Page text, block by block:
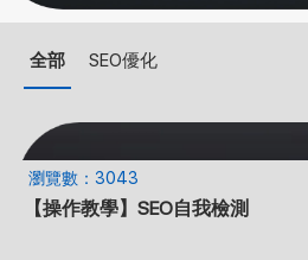
全部 SEO優化
瀏覽數：3043
【操作教學】SEO自我檢測